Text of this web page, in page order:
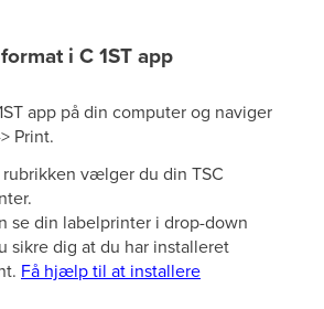
i C 1ST app
app på din computer og naviger
Print.
rubrikken vælger du din TSC
se din labelprinter i drop-down
sikre dig at du har installeret
Få hjælp til at installere